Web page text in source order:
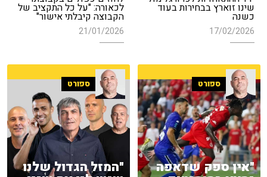
שינו זוארץ בבחירות בעוד
כשנה
17/02/2026
לכאורה: "על כל התקציב של
הקבוצה קיבלתי אישור"
21/01/2026
ספורט
"אין ספק שדאפה
ספורט
"המזל הגדול שלנו